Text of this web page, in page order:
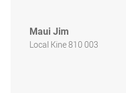
Maui Jim
Local Kine 810 003